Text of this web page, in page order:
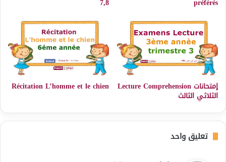
préférés
7,8
إمتحانات Lecture Comprehension
الثلاثي الثالث
Récitation L’homme et le chien
تعليق واحد